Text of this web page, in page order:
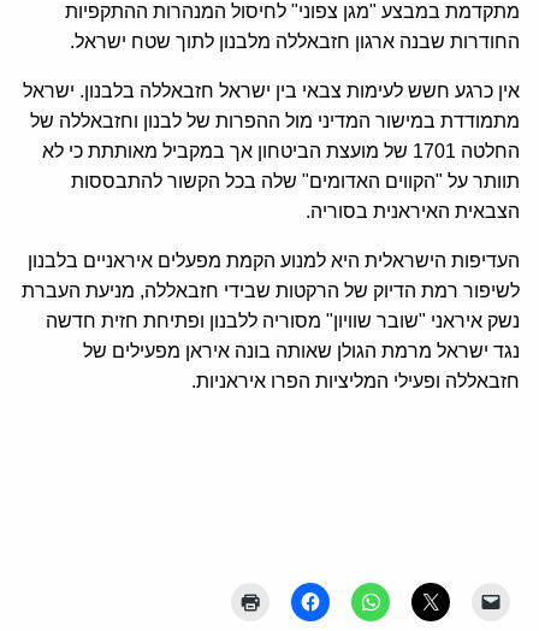
מתקדמת במבצע "מגן צפוני" לחיסול המנהרות ההתקפיות
החודרות שבנה ארגון חזבאללה מלבנון לתוך שטח ישראל.
אין כרגע חשש לעימות צבאי בין ישראל חזבאללה בלבנון. ישראל
מתמודדת במישור המדיני מול ההפרות של לבנון וחזבאללה של
החלטה 1701 של מועצת הביטחון אך במקביל מאותתת כי לא
תוותר על "הקווים האדומים" שלה בכל הקשור להתבססות
הצבאית האיראנית בסוריה.
העדיפות הישראלית היא למנוע הקמת מפעלים איראניים בלבנון
לשיפור רמת הדיוק של הרקטות שבידי חזבאללה, מניעת העברת
נשק איראני "שובר שוויון" מסוריה ללבנון ופתיחת חזית חדשה
נגד ישראל מרמת הגולן שאותה בונה איראן מפעילים של
חזבאללה ופעילי המליציות הפרו איראניות.